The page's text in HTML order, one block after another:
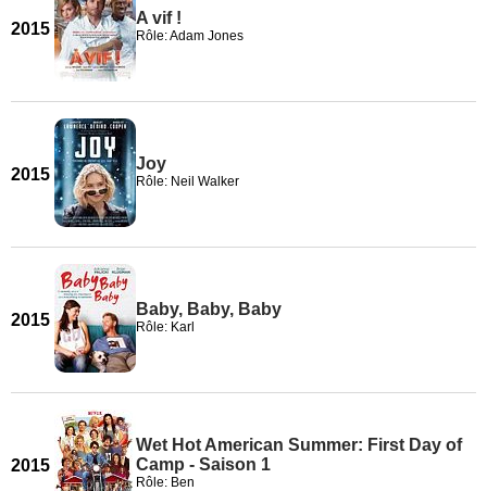
2015
A vif !
Rôle: Adam Jones
2015
Joy
Rôle: Neil Walker
2015
Baby, Baby, Baby
Rôle: Karl
2015
Wet Hot American Summer: First Day of
Camp - Saison 1
Rôle: Ben